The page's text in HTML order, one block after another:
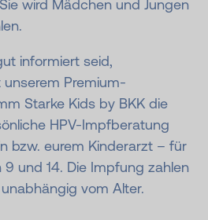
wird Mädchen und Jungen
informiert seid,
Premium-
Starke Kids by BKK die
HPV-Impfberatung
bzw. eurem Kinderarzt – für
und 14. Die Impfung zahlen
vom Alter.